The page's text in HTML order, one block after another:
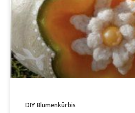
DIY Blumenkürbis